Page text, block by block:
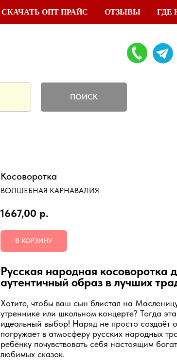
СКАЧАТЬ ОПТ ПРАЙС ОТЗЫВЫ ГДЕ
ПОИСК
Косоворотка
ВОЛШЕБНАЯ КАРНАВАЛИЯ
1667,00 р.
В КОРЗИНУ
Русская народная косоворотка
аутентичный образ в лучших
Хотите, чтобы ваш сын блистал на
утреннике или школьном концерте? Тогда
идеальный выбор! Наряд не просто создаёт
погружает в атмосферу русских народных
ребёнку почувствовать себя настоящим
любимых сказок.